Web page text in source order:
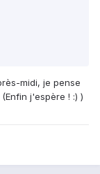
midi, je pense
j'espère ! :) )